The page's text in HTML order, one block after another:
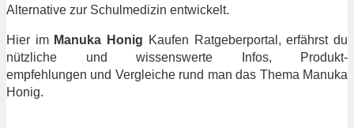
Alternative zur Schulmedizin entwickelt.
Hier im Manuka Honig Kaufen Ratgeberportal, erfährst du
nützliche und wissenswerte Infos, Produkt-
empfehlungen und Vergleiche rund man das Thema Manuka
Honig.